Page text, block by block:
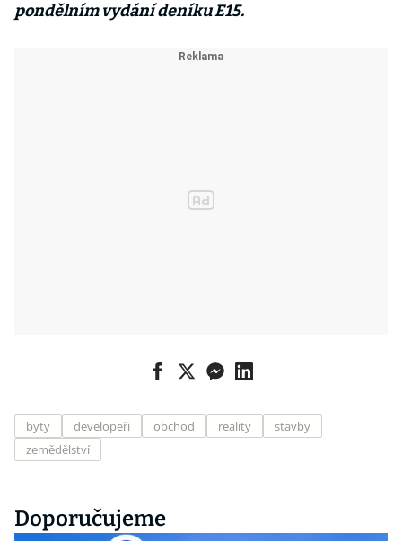
pondělním vydání deníku E15.
byty developeři obchod reality
stavby
zemědělství
Doporučujeme